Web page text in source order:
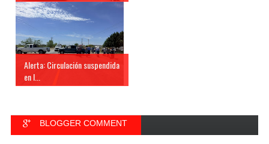
Alerta: Circulación suspendida
en l...
BLOGGER COMMENT